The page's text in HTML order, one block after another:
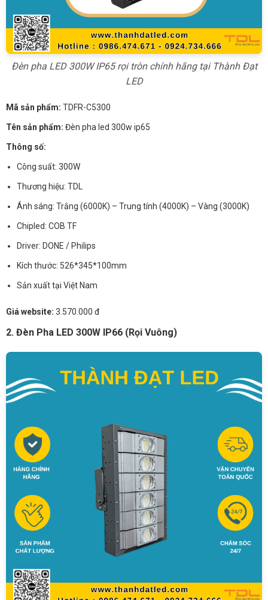
Đèn pha LED 300W IP65 rọi tròn chính hãng tại Thành Đạt
LED
Mã sản phẩm: TDFR-C5300
Tên sản phẩm: Đèn pha led 300w ip65
Thông số:
Công suất: 300W
Thương hiệu: TDL
Ánh sáng: Trắng (6000K) – Trung tính (4000K) – Vàng (3000K)
Chipled: COB TF
Driver: DONE / Philips
Kích thước: 526*345*100mm
Sản xuất tại Việt Nam
Giá website: 3.570.000 đ
2. Đèn Pha LED 300W IP66 (Rọi Vuông)